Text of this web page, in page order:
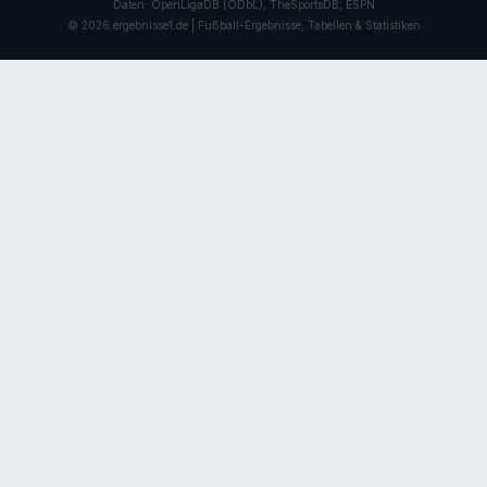
Daten: OpenLigaDB (ODbL), TheSportsDB, ESPN
© 2026 ergebnisse1.de | Fußball-Ergebnisse, Tabellen & Statistiken